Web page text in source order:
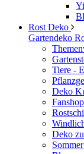
Rost Deko
Gartendeko
Tiere -
Deko
Fanshop
Deko
Sommer